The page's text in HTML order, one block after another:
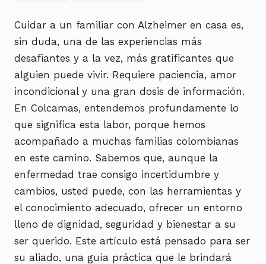
Cuidar a un familiar con Alzheimer en casa es,
sin duda, una de las experiencias más
desafiantes y a la vez, más gratificantes que
alguien puede vivir. Requiere paciencia, amor
incondicional y una gran dosis de información.
En Colcamas, entendemos profundamente lo
que significa esta labor, porque hemos
acompañado a muchas familias colombianas
en este camino. Sabemos que, aunque la
enfermedad trae consigo incertidumbre y
cambios, usted puede, con las herramientas y
el conocimiento adecuado, ofrecer un entorno
lleno de dignidad, seguridad y bienestar a su
ser querido. Este artículo está pensado para ser
su aliado, una guía práctica que le brindará